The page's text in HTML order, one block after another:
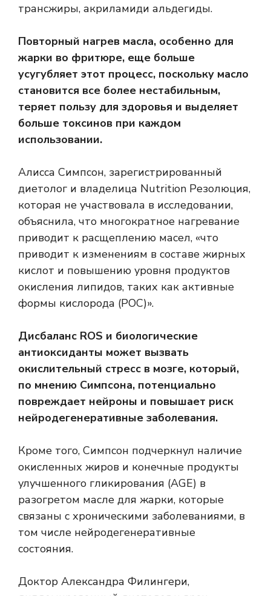
трансжиры, акриламиди альдегиды.
Повторный нагрев масла, особенно для
жарки во фритюре, еще больше
усугубляет этот процесс, поскольку масло
становится все более нестабильным,
теряет пользу для здоровья и выделяет
больше токсинов при каждом
использовании.
Алисса Симпсон, зарегистрированный
диетолог и владелица Nutrition Резолюция,
которая не участвовала в исследовании,
объяснила, что многократное нагревание
приводит к расщеплению масел, «что
приводит к изменениям в составе жирных
кислот и повышению уровня продуктов
окисления липидов, таких как активные
формы кислорода (РОС)».
Дисбаланс ROS и биологические
антиоксиданты может вызвать
окислительный стресс в мозге, который,
по мнению Симпсона, потенциально
повреждает нейроны и повышает риск
нейродегенеративные заболевания.
Кроме того, Симпсон подчеркнул наличие
окисленных жиров и конечные продукты
улучшенного гликирования (AGE) в
разогретом масле для жарки, которые
связаны с хроническими заболеваниями, в
том числе нейродегенеративные
состояния.
Доктор Александра Филингери,